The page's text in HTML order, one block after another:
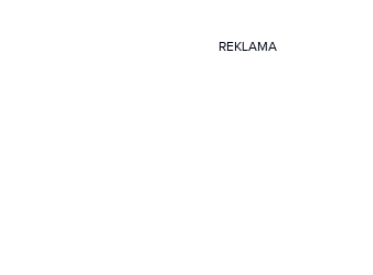
REKLAMA